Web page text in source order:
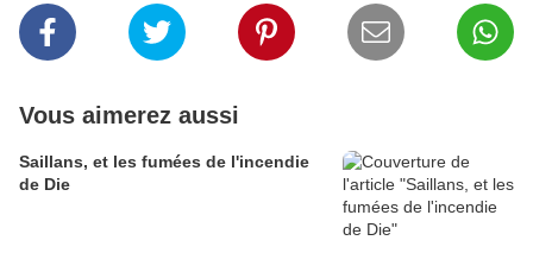
Vous aimerez aussi
Saillans, et les fumées de l'incendie
de Die